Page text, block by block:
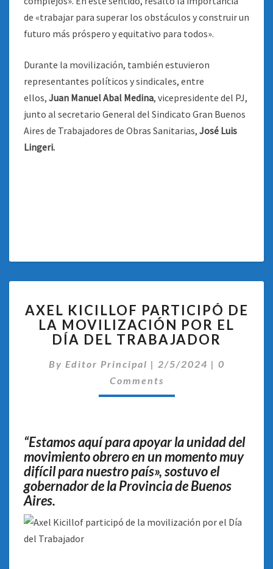
de «trabajar para superar los obstáculos y construir un
futuro más próspero y equitativo para todos».
Durante la movilización, también estuvieron
representantes políticos y sindicales, entre
ellos, Juan Manuel Abal Medina, vicepresidente del PJ,
junto al secretario General del Sindicato Gran Buenos
Aires de Trabajadores de Obras Sanitarias, José Luis
Lingeri.
KICILLOF
PARTICIPÓ
DE
MOVILIZACIÓN
POR
AXEL KICILLOF PARTICIPÓ DE
LA MOVILIZACIÓN POR EL
DÍA DEL TRABAJADOR
By Editor Principal | 2/5/2024 | 0
Comments
“Estamos aquí para apoyar la unidad del
movimiento obrero en un momento muy
difícil para nuestro país», sostuvo el
gobernador de la Provincia de Buenos
Aires.